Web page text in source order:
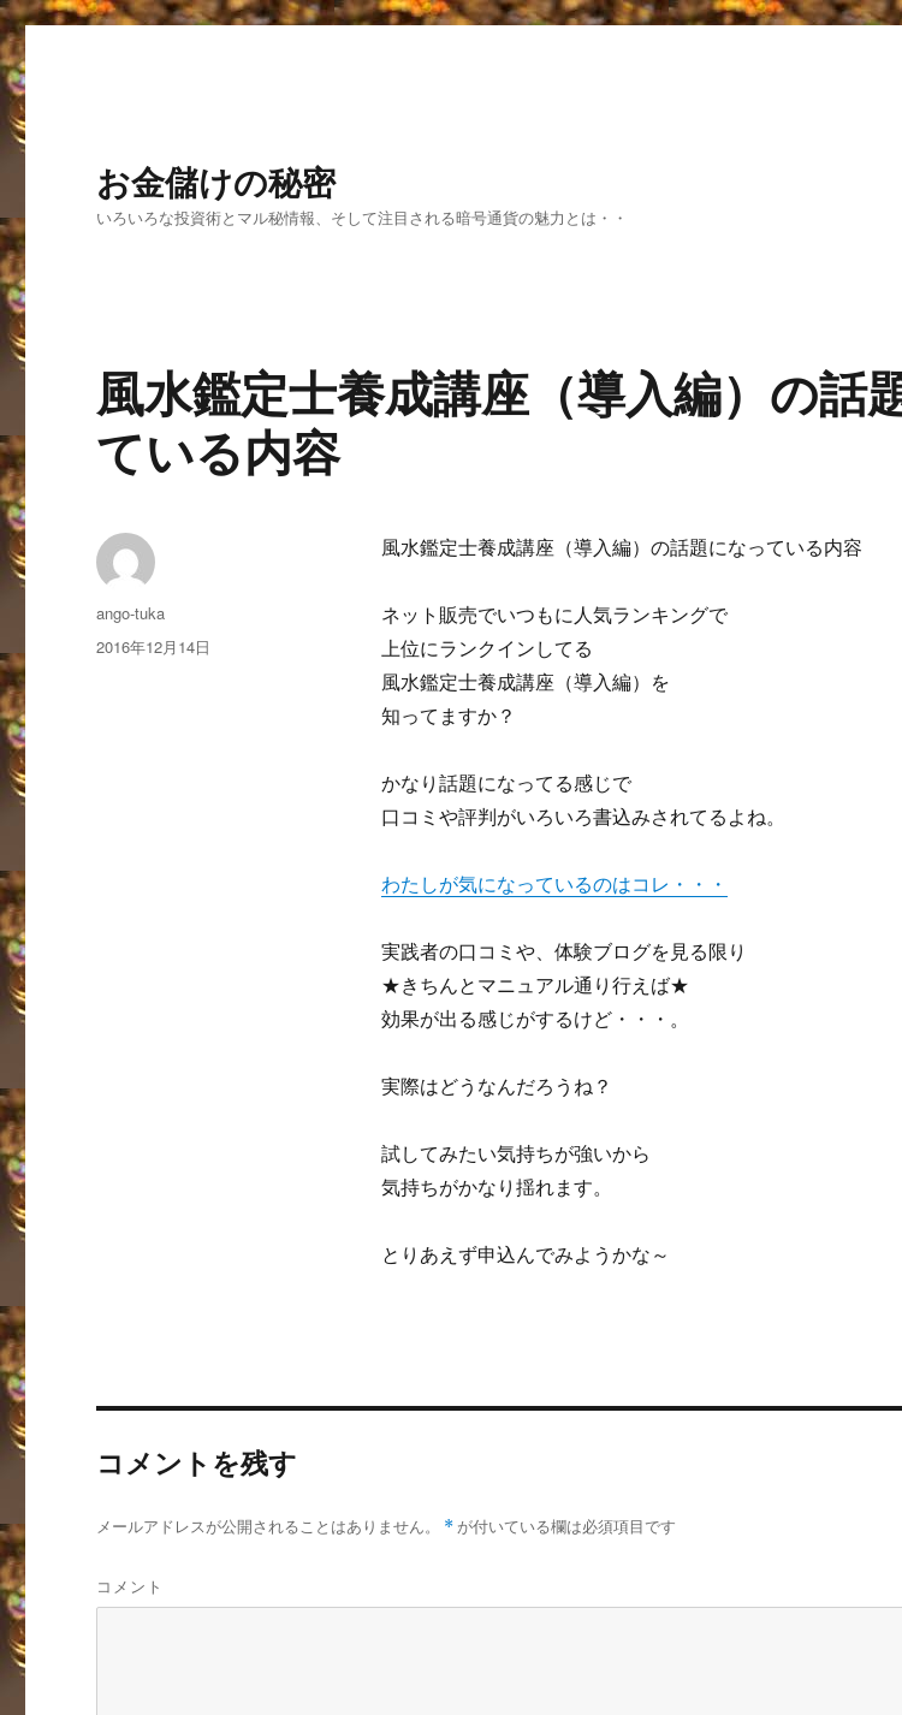
お金儲けの秘密
いろいろな投資術とマル秘情報、そして注目される暗号通貨の魅力とは・・
風水鑑定士養成講座（導入編）の話
ている内容
風水鑑定士養成講座（導入編）の話題になっている内容
ネット販売でいつもに人気ランキングで
上位にランクインしてる
風水鑑定士養成講座（導入編）を
知ってますか？
かなり話題になってる感じで
口コミや評判がいろいろ書込みされてるよね。
わたしが気になっているのはコレ・・・
実践者の口コミや、体験ブログを見る限り
★きちんとマニュアル通り行えば★
効果が出る感じがするけど・・・。
実際はどうなんだろうね？
試してみたい気持ちが強いから
気持ちがかなり揺れます。
とりあえず申込んでみようかな～
投
稿
ango-tuka
投
2016年12月14日
コメントを残す
メールアドレスが公開されることはありません。 * が付いている欄は必須項目です
コメント